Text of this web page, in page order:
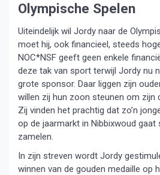
Olympische Spelen
Uiteindelijk wil Jordy naar de
moet hij, ook financieel, steeds
NOC*NSF geeft geen enkele
deze tak van sport terwijl Jordy nu
grote sponsor. Daar liggen zijn
willen zij hun zoon steunen om zijn
Zij vinden het prachtig dat zo’n
op de jaarmarkt in Nibbixwoud gaat
zamelen.
In zijn streven wordt Jordy
winnen van de gouden medaille op